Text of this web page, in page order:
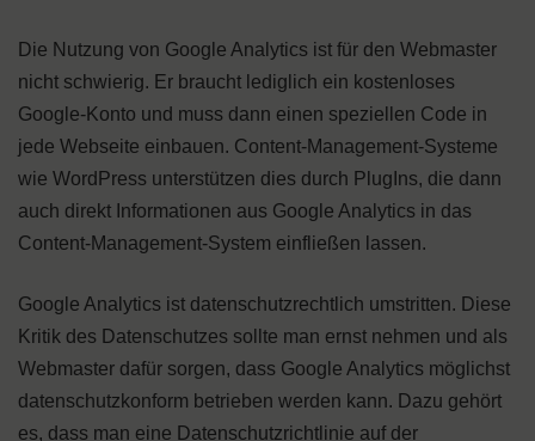
Die Nutzung von Google Analytics ist für den Webmaster
nicht schwierig. Er braucht lediglich ein kostenloses
Google-Konto und muss dann einen speziellen Code in
jede Webseite einbauen. Content-Management-Systeme
wie WordPress unterstützen dies durch PlugIns, die dann
auch direkt Informationen aus Google Analytics in das
Content-Management-System einfließen lassen.
Google Analytics ist datenschutzrechtlich umstritten. Diese
Kritik des Datenschutzes sollte man ernst nehmen und als
Webmaster dafür sorgen, dass Google Analytics möglichst
datenschutzkonform betrieben werden kann. Dazu gehört
es, dass man eine Datenschutzrichtlinie auf der